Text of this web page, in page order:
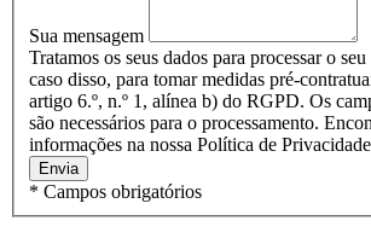
Sua mensagem
Tratamos os seus dados para processar o
caso disso, para tomar medidas pré-
artigo 6.º, n.º 1, alínea b) do RGPD. Os
são necessários para o processamento.
informações na nossa Política de
Envia
* Campos obrigatórios